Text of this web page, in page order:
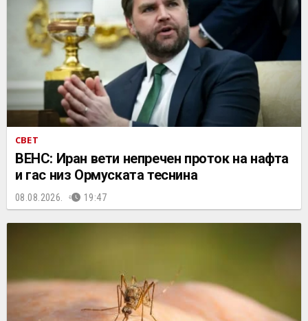
СВЕТ
ВЕНС: Иран вети непречен проток на нафта
и гас низ Ормуската теснина
08.08.2026. 19:47